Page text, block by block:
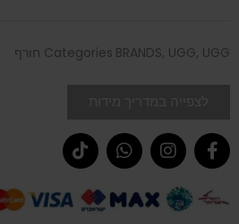
Categories BRANDS, UGG, UGG חורף